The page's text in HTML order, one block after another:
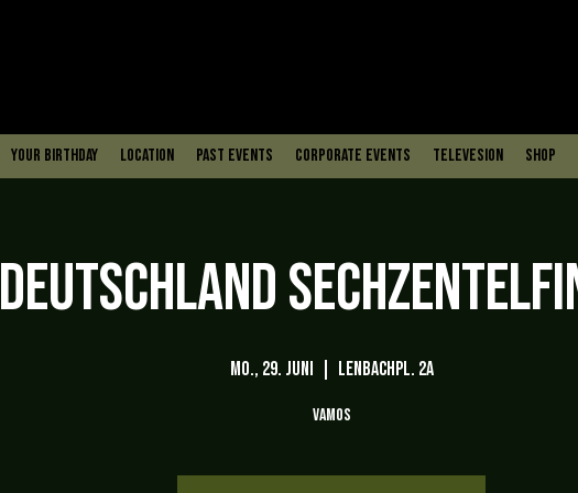
Your Birthday Location PAST EVENTS Corporate Events Televesion Shop
Deutschland
Mo., 29. Juni Lenbachpl. 2A
Vamos